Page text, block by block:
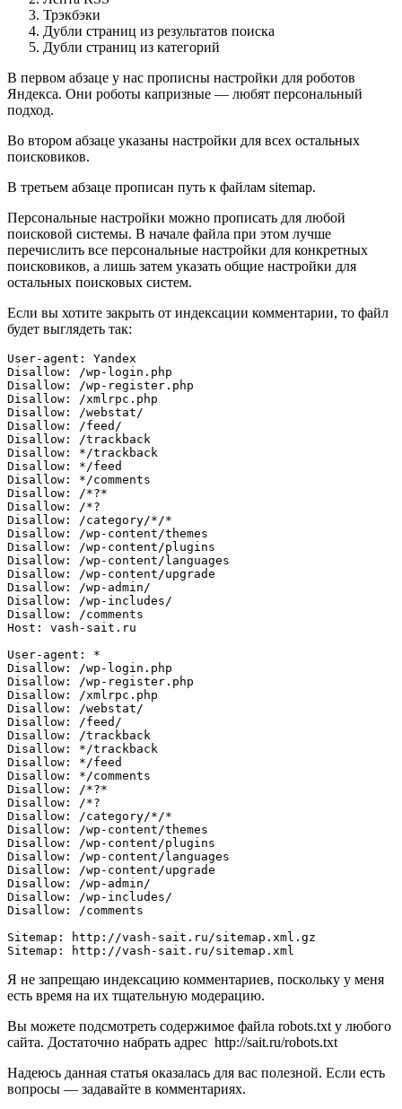
Трэкбэки
Дубли страниц из результатов поиска
Дубли страниц из категорий
В первом абзаце у нас прописны настройки для роботов
Яндекса. Они роботы капризные — любят персональный
подход.
Во втором абзаце указаны настройки для всех остальных
поисковиков.
В третьем абзаце прописан путь к файлам sitemap.
Персональные настройки можно прописать для любой
поисковой системы. В начале файла при этом лучше
перечислить все персональные настройки для конкретных
поисковиков, а лишь затем указать общие настройки для
остальных поисковых систем.
Если вы хотите закрыть от индексации комментарии, то файл
будет выглядеть так:
User-agent: Yandex
Disallow: /wp-login.php
Disallow: /wp-register.php
Disallow: /xmlrpc.php
Disallow: /webstat/
Disallow: /feed/
Disallow: /trackback
Disallow: */trackback
Disallow: */feed
Disallow: */comments
Disallow: /*?*
Disallow: /*?
Disallow: /category/*/*
Disallow: /wp-content/themes
Disallow: /wp-content/plugins
Disallow: /wp-content/languages
Disallow: /wp-content/upgrade
Disallow: /wp-admin/
Disallow: /wp-includes/
Disallow: /comments
Host: vash-sait.ru
User-agent: *
Disallow: /wp-login.php
Disallow: /wp-register.php
Disallow: /xmlrpc.php
Disallow: /webstat/
Disallow: /feed/
Disallow: /trackback
Disallow: */trackback
Disallow: */feed
Disallow: */comments
Disallow: /*?*
Disallow: /*?
Disallow: /category/*/*
Disallow: /wp-content/themes
Disallow: /wp-content/plugins
Disallow: /wp-content/languages
Disallow: /wp-content/upgrade
Disallow: /wp-admin/
Disallow: /wp-includes/
Disallow: /comments
Sitemap: http://vash-sait.ru/sitemap.xml.gz
Sitemap: http://vash-sait.ru/sitemap.xml
Я не запрещаю индексацию комментариев, поскольку у меня
есть время на их тщательную модерацию.
Вы можете подсмотреть содержимое файла robots.txt у любого
сайта. Достаточно набрать адрес http://sait.ru/robots.txt
Надеюсь данная статья оказалась для вас полезной. Если есть
вопросы — задавайте в комментариях.